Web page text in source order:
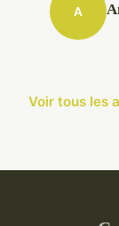
A
Voir tous les